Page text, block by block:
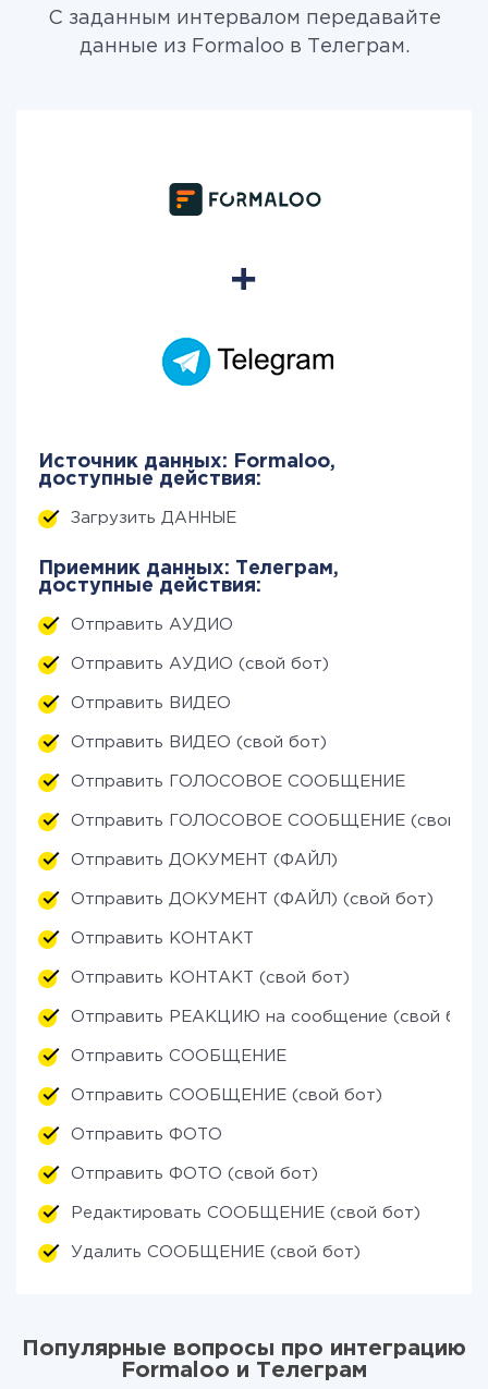
С заданным интервалом передавайте
данные из Formaloo в Телеграм.
Источник данных: Formaloo,
доступные действия:
Загрузить ДАННЫЕ
Приемник данных: Телеграм,
доступные действия:
Отправить АУДИО
Отправить АУДИО (свой бот)
Отправить ВИДЕО
Отправить ВИДЕО (свой бот)
Отправить ГОЛОСОВОЕ СООБЩЕНИЕ
Отправить ГОЛОСОВОЕ СООБЩЕНИЕ (свой
Отправить ДОКУМЕНТ (ФАЙЛ)
Отправить ДОКУМЕНТ (ФАЙЛ) (свой бот)
Отправить КОНТАКТ
Отправить КОНТАКТ (свой бот)
Отправить РЕАКЦИЮ на сообщение (свой бот)
Отправить СООБЩЕНИЕ
Отправить СООБЩЕНИЕ (свой бот)
Отправить ФОТО
Отправить ФОТО (свой бот)
Редактировать СООБЩЕНИЕ (свой бот)
Удалить СООБЩЕНИЕ (свой бот)
Популярные вопросы про интеграцию
Formaloo и Телеграм